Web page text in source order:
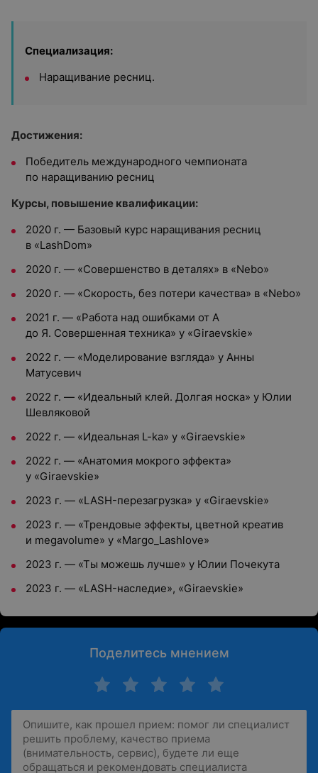
Специализация:
Наращивание ресниц.
Достижения:
Победитель международного чемпионата
по наращиванию ресниц
Курсы, повышение квалификации:
2020 г. — Базовый курс наращивания ресниц
в «LashDom»
2020 г. — «Совершенство в деталях» в «Nebo»
2020 г. — «Скорость, без потери качества» в «Nebo»
2021 г. — «Работа над ошибками от А
до Я. Совершенная техника» у «Giraevskie»
2022 г. — «Моделирование взгляда» у Анны
Матусевич
2022 г. — «Идеальный клей. Долгая носка» у Юлии
Шевляковой
2022 г. — «Идеальная L-ka» у «Giraevskie»
2022 г. — «Анатомия мокрого эффекта»
у «Giraevskie»
2023 г. — «LASH-перезагрузка» у «Giraevskie»
2023 г. — «Трендовые эффекты, цветной креатив
и megavolume» у «Margo_Lashlove»
2023 г. — «Ты можешь лучше» у Юлии Почекута
2023 г. — «LASH-наследие», «Giraevskie»
Поделитесь мнением